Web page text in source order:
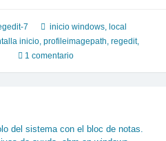
7 inicio windows, local
inicio, profileimagepath, regedit,
1 comentario
del sistema con el bloc de notas.